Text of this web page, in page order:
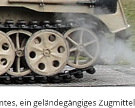
ein geländegängiges Zugmittel